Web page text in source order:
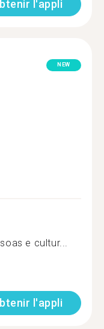
l'appli
NEW
e cultur...
l'appli